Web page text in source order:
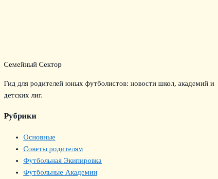
Семейный Сектор
Гид для родителей юных футболистов: новости школ, академий и
детских лиг.
Рубрики
Основные
Советы родителям
Футбольная Экипировка
Футбольные Академии